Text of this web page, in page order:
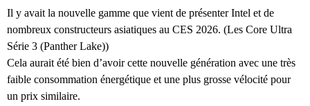
Il y avait la nouvelle gamme que vient de présenter Intel et de
nombreux constructeurs asiatiques au CES 2026. (Les Core Ultra
Série 3 (Panther Lake))
Cela aurait été bien d’avoir cette nouvelle génération avec une très
faible consommation énergétique et une plus grosse vélocité pour
un prix similaire.